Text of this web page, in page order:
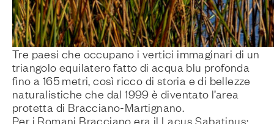
Tre paesi che occupano i vertici immaginari di un
triangolo equilatero fatto di acqua blu profonda
fino a 165 metri, così ricco di storia e di bellezze
naturalistiche che dal 1999 è diventato l’area
protetta di Bracciano-Martignano.
Per i Romani Bracciano era il Lacus Sabatinus: